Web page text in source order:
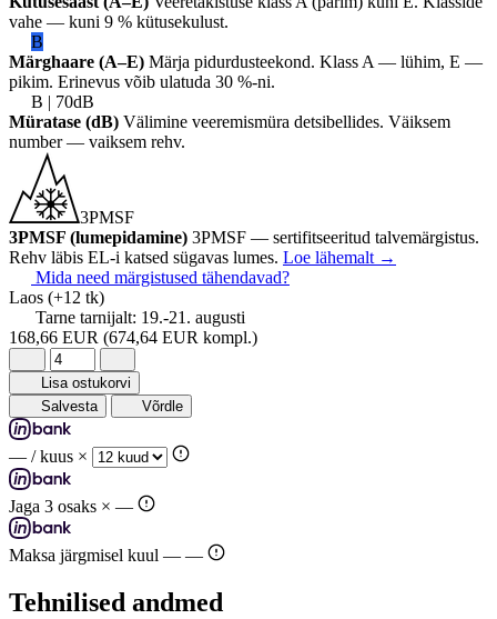
vahe — kuni 9 % kütusekulust.
B
Märghaare (A–E) Märja pidurdusteekond. Klass A — lühim, E —
pikim. Erinevus võib ulatuda 30 %-ni.
B | 70dB
Müratase (dB) Välimine veeremismüra detsibellides. Väiksem
number — vaiksem rehv.
3PMSF
3PMSF (lumepidamine) 3PMSF — sertifitseeritud talvemärgistus.
Rehv läbis EL-i katsed sügavas lumes. Loe lähemalt →
Mida need märgistused tähendavad?
Laos (+12 tk)
Tarne tarnijalt: 19.-21. augusti
168,66 EUR (674,64 EUR kompl.)
Lisa ostukorvi
Salvesta
Võrdle
— / kuus ×
Jaga 3 osaks × —
Maksa järgmisel kuul — —
Tehnilised andmed